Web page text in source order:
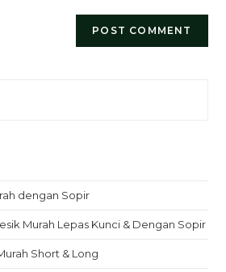
dengan Sopir
Murah Lepas Kunci & Dengan Sopir
Short & Long